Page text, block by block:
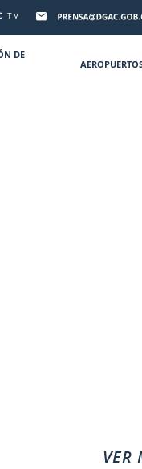
TV
DE
VER